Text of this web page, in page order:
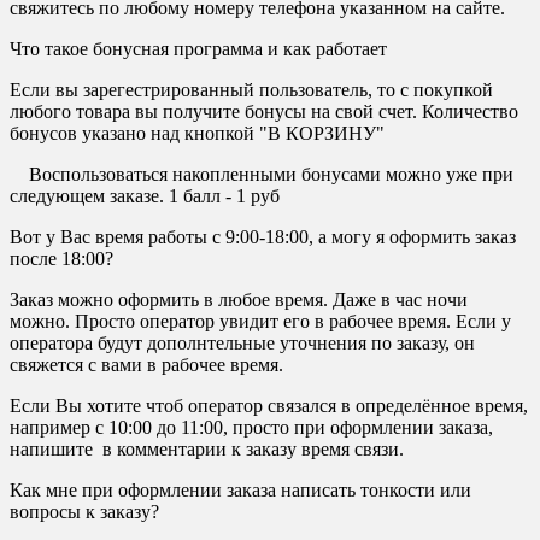
свяжитесь по любому номеру телефона указанном на сайте.
Что такое бонусная программа и как работает
Если вы зарегестрированный пользователь, то с покупкой
любого товара вы получите бонусы на свой счет. Количество
бонусов указано над кнопкой "В КОРЗИНУ"
Воспользоваться накопленными бонусами можно уже при
следующем заказе. 1 балл - 1 руб
Вот у Вас время работы с 9:00-18:00, а могу я оформить заказ
после 18:00?
Заказ можно оформить в любое время. Даже в час ночи
можно. Просто оператор увидит его в рабочее время. Если у
оператора будут дополнтельные уточнения по заказу, он
свяжется с вами в рабочее время.
Если Вы хотите чтоб оператор связался в определённое время,
например с 10:00 до 11:00, просто при оформлении заказа,
напишите в комментарии к заказу время связи.
Как мне при оформлении заказа написать тонкости или
вопросы к заказу?